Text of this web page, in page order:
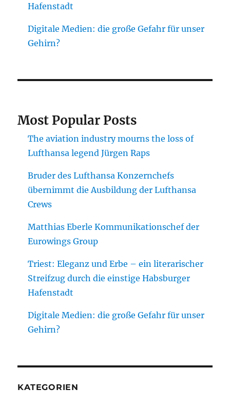
Hafenstadt
Digitale Medien: die große Gefahr für unser
Gehirn?
Most Popular Posts
The aviation industry mourns the loss of
Lufthansa legend Jürgen Raps
Bruder des Lufthansa Konzernchefs
übernimmt die Ausbildung der Lufthansa
Crews
Matthias Eberle Kommunikationschef der
Eurowings Group
Triest: Eleganz und Erbe – ein literarischer
Streifzug durch die einstige Habsburger
Hafenstadt
Digitale Medien: die große Gefahr für unser
Gehirn?
KATEGORIEN